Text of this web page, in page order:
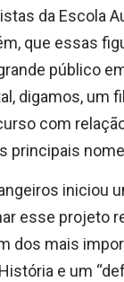
da Escola
que essas
público
digamos, um
com
principais
iniciou
esse projeto
dos mais
e um